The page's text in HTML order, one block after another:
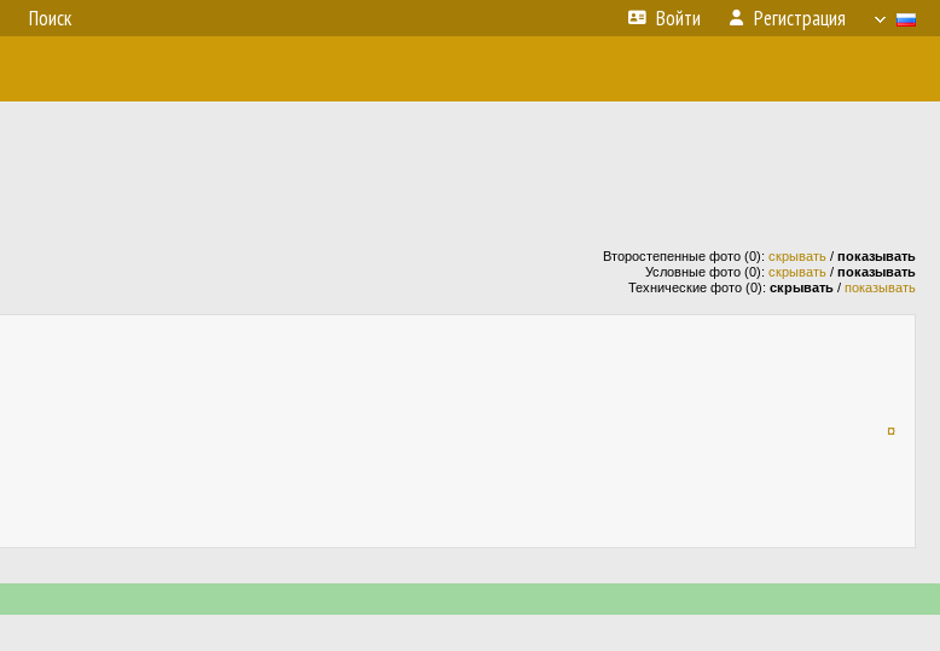
Поиск Войти Регистрация
Второстепенные фото (0): скрывать / показывать
Условные фото (0): скрывать / показывать
Технические фото (0): скрывать / показывать
¤